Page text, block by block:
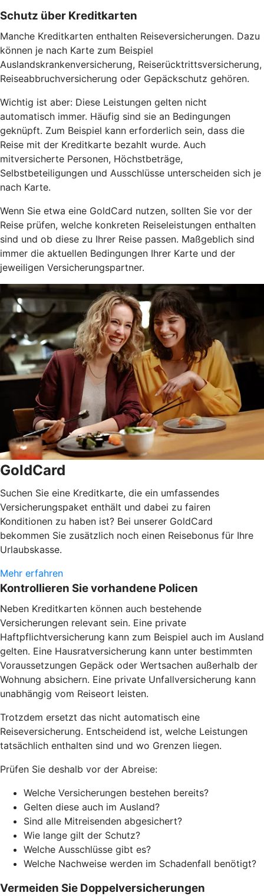
Schutz über Kreditkarten
Manche Kreditkarten enthalten Reiseversicherungen. Dazu
können je nach Karte zum Beispiel
Auslandskrankenversicherung, Reiserücktrittsversicherung,
Reiseabbruchversicherung oder Gepäckschutz gehören.
Wichtig ist aber: Diese Leistungen gelten nicht
automatisch immer. Häufig sind sie an Bedingungen
geknüpft. Zum Beispiel kann erforderlich sein, dass die
Reise mit der Kreditkarte bezahlt wurde. Auch
mitversicherte Personen, Höchstbeträge,
Selbstbeteiligungen und Ausschlüsse unterscheiden sich je
nach Karte.
Wenn Sie etwa eine GoldCard nutzen, sollten Sie vor der
Reise prüfen, welche konkreten Reiseleistungen enthalten
sind und ob diese zu Ihrer Reise passen. Maßgeblich sind
immer die aktuellen Bedingungen Ihrer Karte und der
jeweiligen Versicherungspartner.
GoldCard
Suchen Sie eine Kreditkarte, die ein umfassendes
Versicherungspaket enthält und dabei zu fairen
Konditionen zu haben ist? Bei unserer GoldCard
bekommen Sie zusätzlich noch einen Reisebonus für Ihre
Urlaubskasse.
Mehr erfahren
Kontrollieren Sie vorhandene Policen
Neben Kreditkarten können auch bestehende
Versicherungen relevant sein. Eine private
Haftpflichtversicherung kann zum Beispiel auch im Ausland
gelten. Eine Hausratversicherung kann unter bestimmten
Voraussetzungen Gepäck oder Wertsachen außerhalb der
Wohnung absichern. Eine private Unfallversicherung kann
unabhängig vom Reiseort leisten.
Trotzdem ersetzt das nicht automatisch eine
Reiseversicherung. Entscheidend ist, welche Leistungen
tatsächlich enthalten sind und wo Grenzen liegen.
Prüfen Sie deshalb vor der Abreise:
Welche Versicherungen bestehen bereits?
Gelten diese auch im Ausland?
Sind alle Mitreisenden abgesichert?
Wie lange gilt der Schutz?
Welche Ausschlüsse gibt es?
Welche Nachweise werden im Schadenfall benötigt?
Vermeiden Sie Doppelversicherungen